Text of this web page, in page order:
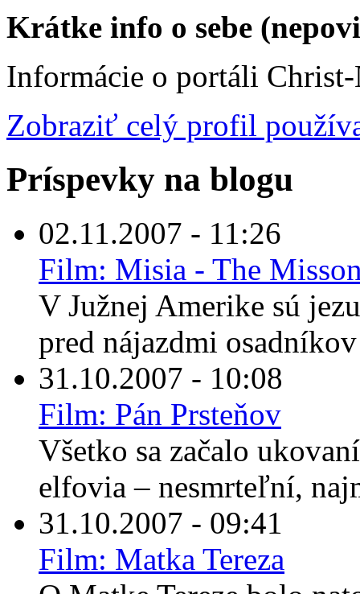
Krátke info o sebe
Informácie o portáli
Zobraziť celý profil
Príspevky na blogu
02.11.2007 - 11:26
Film: Misia - The
V Južnej Amerike sú
pred nájazdmi
31.10.2007 - 10:08
Film: Pán Prsteňov
Všetko sa začalo
elfovia – nesmrteľní,
31.10.2007 - 09:41
Film: Matka Tereza